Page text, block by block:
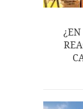
¿EN